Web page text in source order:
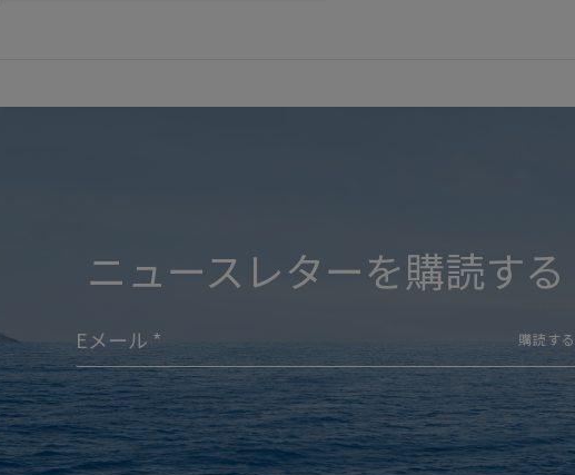
ニュースレターを購読する
購読する